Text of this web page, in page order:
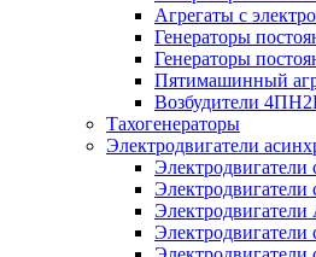
Агрегаты с
Генераторы
Генераторы
Пятимашинный
Возбудители
Тахогенераторы
Электродвигатели